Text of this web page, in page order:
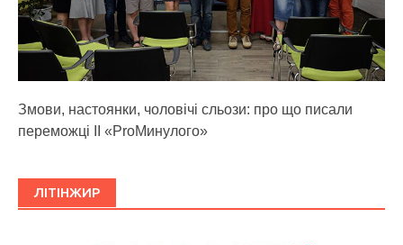
Змови, настоянки, чоловічі сльози: про що писали
переможці ІІ «ProМинулого»
ЛІТІНЖИР